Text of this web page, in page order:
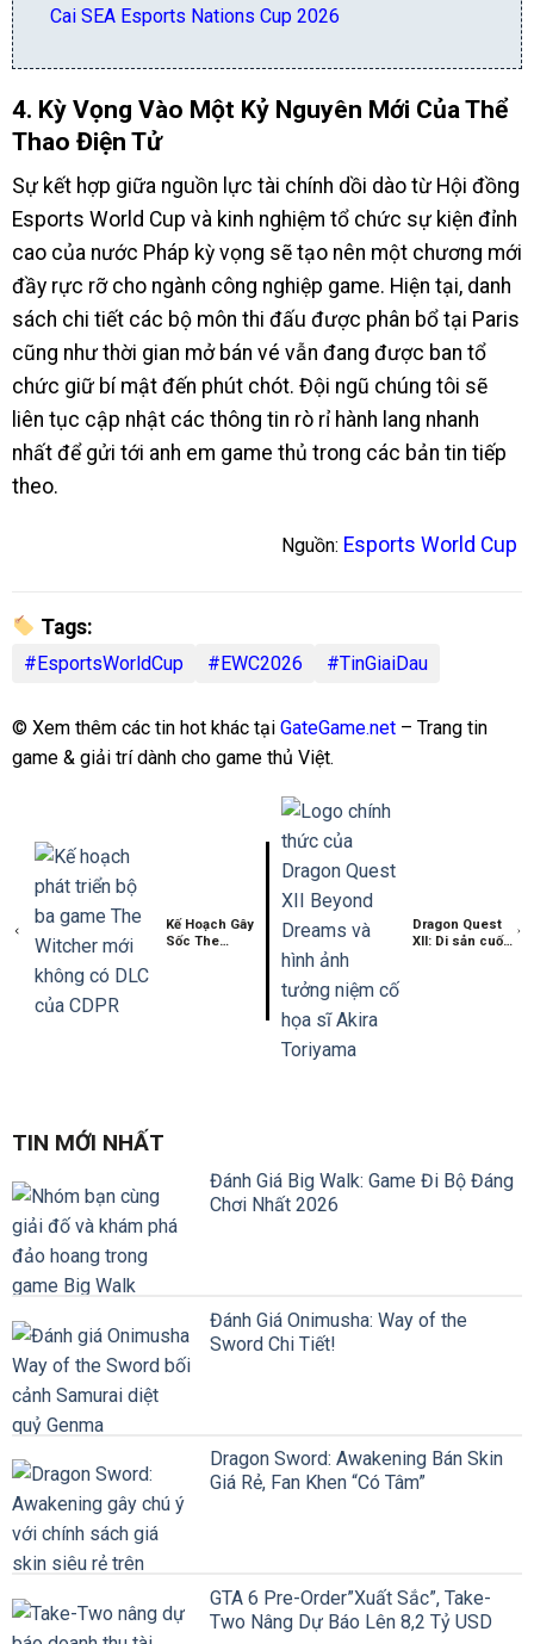
Cai SEA Esports Nations Cup 2026
4. Kỳ Vọng Vào Một Kỷ Nguyên Mới Của Thể
Thao Điện Tử
Sự kết hợp giữa nguồn lực tài chính dồi dào từ Hội đồng
Esports World Cup và kinh nghiệm tổ chức sự kiện đỉnh
cao của nước Pháp kỳ vọng sẽ tạo nên một chương mới
đầy rực rỡ cho ngành công nghiệp game. Hiện tại, danh
sách chi tiết các bộ môn thi đấu được phân bổ tại Paris
cũng như thời gian mở bán vé vẫn đang được ban tổ
chức giữ bí mật đến phút chót. Đội ngũ chúng tôi sẽ
liên tục cập nhật các thông tin rò rỉ hành lang nhanh
nhất để gửi tới anh em game thủ trong các bản tin tiếp
theo.
Nguồn: Esports World Cup
Tags:
#EsportsWorldCup #EWC2026 #TinGiaiDau
© Xem thêm các tin hot khác tại GateGame.net – Trang tin
game & giải trí dành cho game thủ Việt.
Kế Hoạch Gây
Sốc The
Dragon Quest
XII: Di sản cuối
TIN MỚI NHẤT
Đánh Giá Big Walk: Game Đi Bộ Đáng
Chơi Nhất 2026
Đánh Giá Onimusha: Way of the
Sword Chi Tiết!
Dragon Sword: Awakening Bán Skin
Giá Rẻ, Fan Khen “Có Tâm”
GTA 6 Pre-Order”Xuất Sắc”, Take-
Two Nâng Dự Báo Lên 8,2 Tỷ USD